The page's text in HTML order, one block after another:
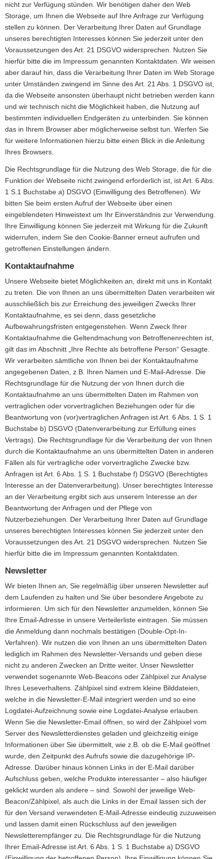
nicht zur Verfügung stünden. Wir benötigen daher den Web
Storage, um Ihnen die Webseite auf Ihre Anfrage zur Verfügung
stellen zu können. Der Verarbeitung Ihrer Daten auf Grundlage
unseres berechtigten Interesses können Sie jederzeit unter den
Voraussetzungen des Art. 21 DSGVO widersprechen. Nutzen Sie
hierfür bitte die im Impressum genannten Kontaktdaten. Wir weisen
aber darauf hin, dass die Verarbeitung Ihrer Daten im Web Storage
unter Umständen zwingend im Sinne des Art. 21 Abs. 1 DSGVO ist,
da die Webseite ansonsten überhaupt nicht betrieben werden kann
und wir technisch nicht die Möglichkeit haben, die Nutzung auf
bestimmten individuellen Endgeräten zu unterbinden. Sie können
das in Ihrem Browser aber möglicherweise selbst tun. Werfen Sie
für weitere Informationen hierzu bitte einen Blick in die Anleitung
Ihres Browsers.
Die Rechtsgrundlage für die Nutzung des Web Storage, die für die
Funktion der Webseite nicht zwingend erforderlich ist, ist Art. 6 Abs.
1 S.1 Buchstabe a) DSGVO (Einwilligung des Betroffenen). Wir
bitten Sie beim ersten Aufruf der Webseite über einen
eingeblendeten Hinweistext um Ihr Einverständnis zur Verwendung.
Ihre Einwilligung können Sie jederzeit mit Wirkung für die Zukunft
widerrufen, indem Sie den Cookie-Banner erneut aufrufen und
getroffenen Einstellungen ändern.
Kontaktaufnahme
Unsere Webseite bietet Möglichkeiten an, direkt mit uns in Kontakt
zu treten. Die von Ihnen an uns übermittelten Daten verarbeiten wir
ausschließlich bis zur Erreichung des jeweiligen Zwecks Ihrer
Kontaktaufnahme, es sei denn, dass gesetzliche
Aufbewahrungsfristen entgegenstehen. Wenn Zweck Ihrer
Kontaktaufnahme die Geltendmachung von Betroffenenrechten ist,
gilt das im Abschnitt „Ihre Rechte als betroffene Person“ Gesagte.
Wir verarbeiten sämtliche von Ihnen bei der Kontaktaufnahme
angegebenen Daten, z.B. Ihren Namen und E-Mail-Adresse. Die
Rechtsgrundlage für die Nutzung der von Ihnen durch die
Kontaktaufnahme an uns übermittelten Daten im Rahmen von
vertraglichen oder vorvertraglichen Beziehungen oder für die
Beantwortung von (vor)vertraglichen Anfragen ist Art. 6 Abs. 1 S. 1
Buchstabe b) DSGVO (Datenverarbeitung zur Erfüllung eines
Vertrags). Die Rechtsgrundlage für die Verarbeitung der von Ihnen
durch die Kontaktaufnahme an uns übermittelten Daten in anderen
Fällen als für vertragliche oder vorvertragliche Zwecke bzw.
Anfragen ist Art. 6 Abs. 1 S. 1 Buchstabe f) DSGVO (Berechtigtes
Interesse an der Datenverarbeitung). Unser berechtigtes Interesse
an der Verarbeitung ergibt sich aus unserem Interesse an der
Beantwortung der Anfragen und der Pflege von
Nutzerbeziehungen. Der Verarbeitung Ihrer Daten auf Grundlage
unseres berechtigten Interesses können Sie jederzeit unter den
Voraussetzungen des Art. 21 DSGVO widersprechen. Nutzen Sie
hierfür bitte die im Impressum genannten Kontaktdaten.
Newsletter
Wir bieten Ihnen an, Sie regelmäßig über unseren Newsletter auf
dem Laufenden zu halten und Sie über besondere Angebote zu
informieren. Um sich für den Newsletter anzumelden, können Sie
Ihre Email-Adresse in unsere Verteilerliste eintragen. Sie müssen
die Anmeldung dann nochmals bestätigen (Double-Opt-In-
Verfahren). Wir nutzen die von Ihnen an uns übermittelten Daten
lediglich im Rahmen des Newsletter-Versands und geben diese
nicht zu anderen Zwecken an Dritte weiter. Unser Newsletter
verwendet sogenannte Web-Beacons oder Zählpixel zur Analyse
Ihres Leseverhaltens. Zählpixel sind extrem kleine Bilddateien,
welche in die Newsletter-E-Mail integriert werden und so eine
Logdatei-Aufzeichnung sowie eine Logdatei-Analyse erlauben.
Wenn Sie die Newsletter-Email öffnen, so wird der Zählpixel vom
Server des Newsletterdienstes geladen und gleichzeitig einige
Informationen über Sie übermittelt, wie z.B. ob die E-Mail geöffnet
wurde, den Zeitpunkt des Aufrufs sowie die dazugehörige IP-
Adresse. Darüber hinaus können Links in der E-Mail darüber
Aufschluss geben, welche Produkte interessanter – also häufiger
geklickt wurden als andere – sind. Sowohl der jeweilige Web-
Beacon/Zählpixel, als auch die Links in der Email lassen sich der
für den Versand verwendeten E-Mail-Adresse eindeutig zuzuweisen
und lassen damit einen Rückschluss auf den jeweiligen
Newsletterempfänger zu. Die Rechtsgrundlage für die Nutzung
Ihrer Email-Adresse ist Art. 6 Abs. 1 S. 1 Buchstabe a) DSGVO